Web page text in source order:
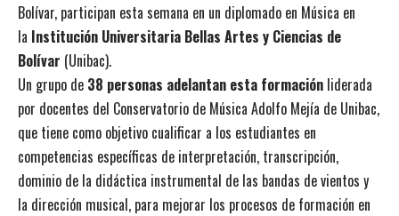
Bolívar, participan esta semana en un diplomado en Música en
la Institución Universitaria Bellas Artes y Ciencias de
Bolívar (Unibac).
Un grupo de 38 personas adelantan esta formación liderada
por docentes del Conservatorio de Música Adolfo Mejía de Unibac,
que tiene como objetivo cualificar a los estudiantes en
competencias específicas de interpretación, transcripción,
dominio de la didáctica instrumental de las bandas de vientos y
la dirección musical, para mejorar los procesos de formación en